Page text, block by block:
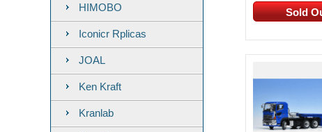
HIMOBO
Iconicr Rplicas
JOAL
Ken Kraft
Kranlab